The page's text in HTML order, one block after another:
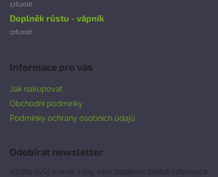
17.6.2016
Doplněk růstu - vápník
17.6.2016
Informace pro vás
Jak nakupovat
Obchodní podmínky
Podmínky ochrany osobních údajů
Odebírat newsletter
Vložte svůj e-mail a my vám budeme zasílat informace